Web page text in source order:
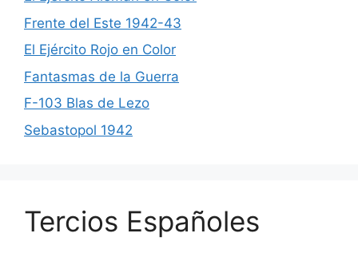
Frente del Este 1942-43
El Ejército Rojo en Color
Fantasmas de la Guerra
F-103 Blas de Lezo
Sebastopol 1942
Tercios Españoles